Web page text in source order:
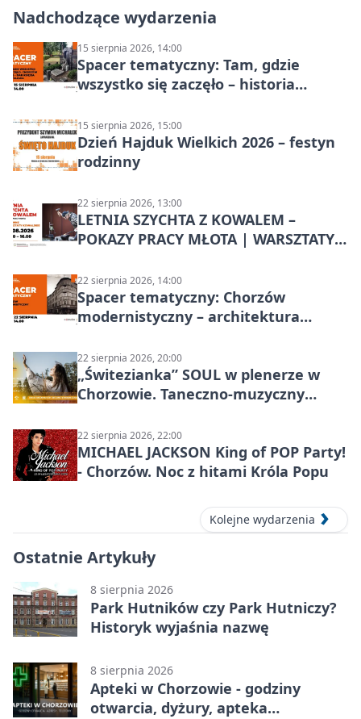
Nadchodzące wydarzenia
15 sierpnia 2026, 14:00
Spacer tematyczny: Tam, gdzie
wszystko się zaczęło – historia
15 sierpnia 2026, 15:00
Dzień Hajduk Wielkich 2026 – festyn
rodzinny
22 sierpnia 2026, 13:00
LETNIA SZYCHTA Z KOWALEM –
POKAZY PRACY MŁOTA | WARSZTATY
22 sierpnia 2026, 14:00
Spacer tematyczny: Chorzów
modernistyczny – architektura
22 sierpnia 2026, 20:00
„Świtezianka” SOUL w plenerze w
Chorzowie. Taneczno-muzyczny
22 sierpnia 2026, 22:00
MICHAEL JACKSON King of POP Party!
- Chorzów. Noc z hitami Króla Popu
Kolejne wydarzenia
Ostatnie Artykuły
8 sierpnia 2026
Park Hutników czy Park Hutniczy?
Historyk wyjaśnia nazwę
8 sierpnia 2026
Apteki w Chorzowie - godziny
otwarcia, dyżury, apteka